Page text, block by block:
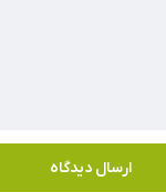
ارسال دیدگاه